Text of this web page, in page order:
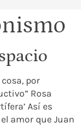
por
Rosa
Así es
amor que Juan